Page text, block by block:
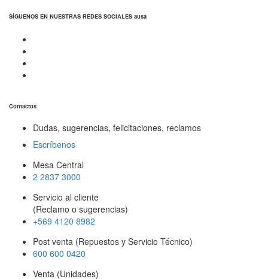
SÍGUENOS EN NUESTRAS REDES SOCIALES ausa
Contactos
Dudas, sugerencias, felicitaciones, reclamos
Escríbenos
Mesa Central
2 2837 3000
Servicio al cliente
(Reclamo o sugerencias)
+569 4120 8982
Post venta (Repuestos y Servicio Técnico)
600 600 0420
Venta (Unidades)